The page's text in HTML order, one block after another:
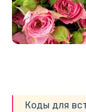
Коды для